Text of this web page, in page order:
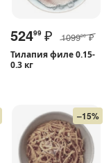
52499 ₽ 109900 ₽
Тилапия филе 0.15-
0.3 кг
–15%